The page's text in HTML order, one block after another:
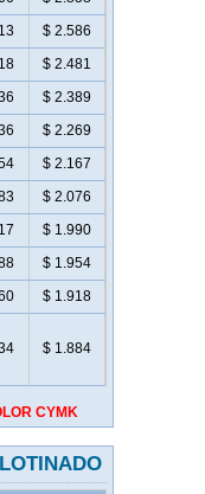
$ 2.586
$ 2.481
$ 2.389
$ 2.269
$ 2.167
$ 2.076
$ 1.990
$ 1.954
$ 1.918
$ 1.884
CYMK